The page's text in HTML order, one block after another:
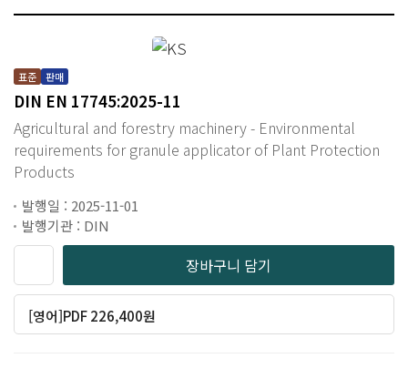
표준 판매
DIN EN 17745:2025-11
Agricultural and forestry machinery - Environmental
requirements for granule applicator of Plant Protection
Products
발행일 : 2025-11-01
발행기관 : DIN
장바구니 담기
[영어]PDF 226,400원